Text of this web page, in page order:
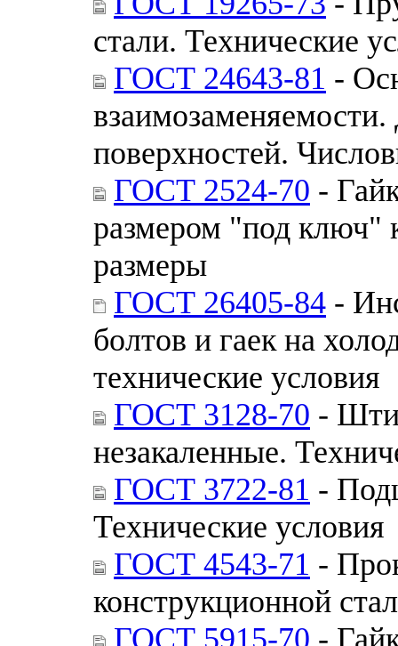
стали. Технические
ГОСТ 24643-81 -
поверхностей.
ГОСТ 2524-70 -
размером "под ключ"
размеры
ГОСТ 26405-84 -
болтов и гаек на
технические условия
ГОСТ 3128-70 -
незакаленные.
ГОСТ 3722-81 -
Технические условия
ГОСТ 4543-71 -
конструкционной
ГОСТ 5915-70 -